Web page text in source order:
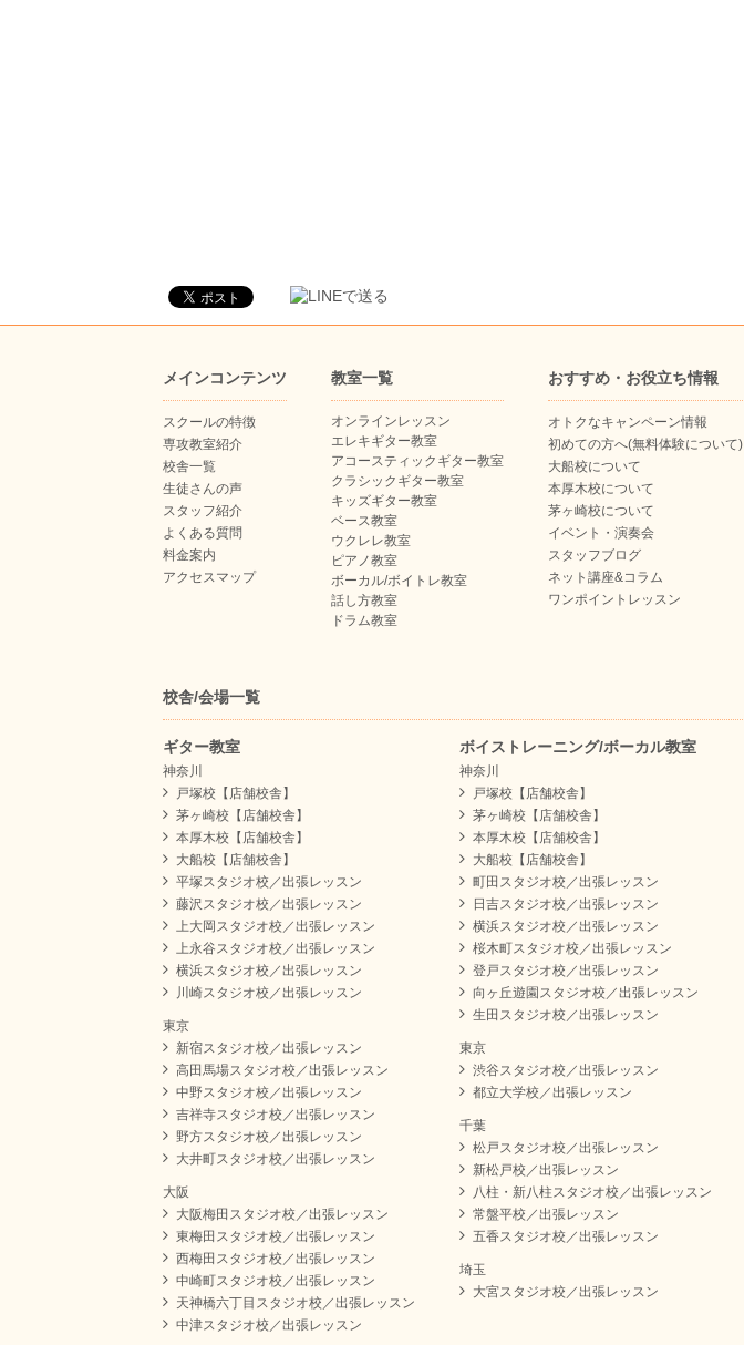
メインコンテンツ
スクールの特徴
専攻教室紹介
校舎一覧
生徒さんの声
スタッフ紹介
よくある質問
料金案内
アクセスマップ
教室一覧
オンラインレッスン
エレキギター教室
アコースティックギター教室
クラシックギター教室
キッズギター教室
ベース教室
ウクレレ教室
ピアノ教室
ボーカル/ボイトレ教室
話し方教室
ドラム教室
おすすめ・お役立ち情報
オトクなキャンペーン情報
初めての方へ(無料体験について)
大船校について
本厚木校について
茅ヶ崎校について
イベント・演奏会
スタッフブログ
ネット講座&コラム
ワンポイントレッスン
校舎/会場一覧
ギター教室
神奈川
戸塚校【店舗校舎】
茅ヶ崎校【店舗校舎】
本厚木校【店舗校舎】
大船校【店舗校舎】
平塚スタジオ校／出張レッスン
藤沢スタジオ校／出張レッスン
上大岡スタジオ校／出張レッスン
上永谷スタジオ校／出張レッスン
横浜スタジオ校／出張レッスン
川崎スタジオ校／出張レッスン
東京
新宿スタジオ校／出張レッスン
高田馬場スタジオ校／出張レッスン
中野スタジオ校／出張レッスン
吉祥寺スタジオ校／出張レッスン
野方スタジオ校／出張レッスン
大井町スタジオ校／出張レッスン
大阪
大阪梅田スタジオ校／出張レッスン
東梅田スタジオ校／出張レッスン
西梅田スタジオ校／出張レッスン
中崎町スタジオ校／出張レッスン
天神橋六丁目スタジオ校／出張レッスン
中津スタジオ校／出張レッスン
ボイストレーニング/ボーカル教室
神奈川
戸塚校【店舗校舎】
茅ヶ崎校【店舗校舎】
本厚木校【店舗校舎】
大船校【店舗校舎】
町田スタジオ校／出張レッスン
日吉スタジオ校／出張レッスン
横浜スタジオ校／出張レッスン
桜木町スタジオ校／出張レッスン
登戸スタジオ校／出張レッスン
向ヶ丘遊園スタジオ校／出張レッスン
生田スタジオ校／出張レッスン
東京
渋谷スタジオ校／出張レッスン
都立大学校／出張レッスン
千葉
松戸スタジオ校／出張レッスン
新松戸校／出張レッスン
八柱・新八柱スタジオ校／出張レッスン
常盤平校／出張レッスン
五香スタジオ校／出張レッスン
埼玉
大宮スタジオ校／出張レッスン